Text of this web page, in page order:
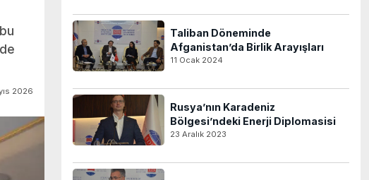
2026
Taliban Döneminde
Afganistan’da Birlik Arayışları
11 Ocak 2024
Rusya’nın Karadeniz
Bölgesi’ndeki Enerji Diplomasisi
23 Aralık 2023